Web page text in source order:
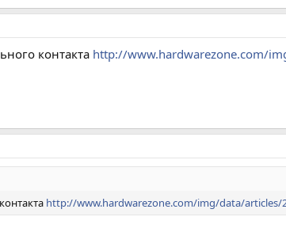
контакта http://www.hardwarezone.com/
http://www.hardwarezone.com/img/data/articles/